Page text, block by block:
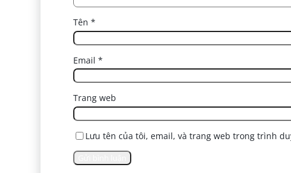
Tên *
Email *
Trang web
Lưu tên của tôi, email, và trang web trong trình